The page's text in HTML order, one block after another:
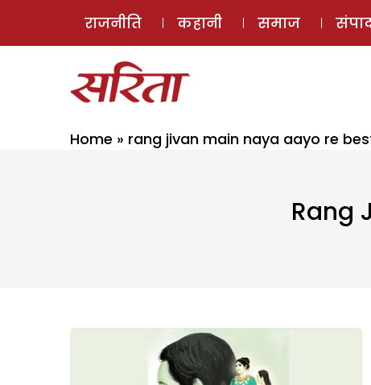
राजनीति कहानी समाज
Home » rang jivan main naya aayo re
Rang